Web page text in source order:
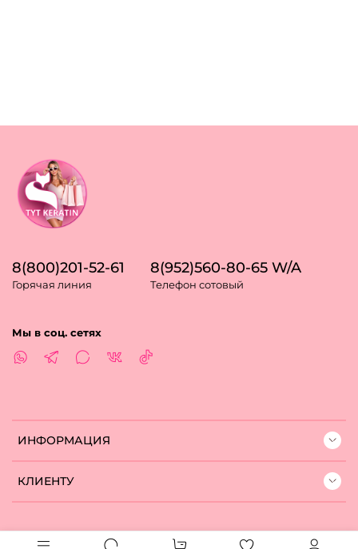
ИНФОРМАЦИЯ
КЛИЕНТУ
8(800)201-52-61
Горячая линия
8(952)560-80-65 W/A
Телефон сотовый
Мы в соц. сетях